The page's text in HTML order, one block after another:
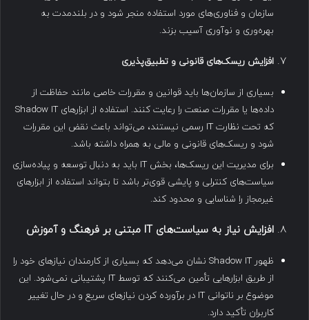
سازمان و فناوری‌های مورد استفاده منجر شود و در بلندمدت به
بهره‌وری و نوآوری آسیب بزند.
افزایش ریسک‌های قانونی و تطبیق‌پذیری
بسیاری از سازمان‌ها باید قوانین و مقررات خاصی مانند حفاظت از
داده‌ها یا مقررات صنعت را رعایت کنند. استفاده از ابزارهای Shadow IT
که تحت نظارت IT رسمی نیستند، می‌تواند باعث نقض این مقررات
شود و ریسک‌های قانونی و مالی به همراه داشته باشد.
برای مدیریت این ریسک‌ها، بخش IT باید به دنبال توسعه و پیاده‌سازی
سیاست‌های کنترلی و پایشی قوی‌تر باشد تا بتواند استفاده از ابزارهای
غیرمجاز را شناسایی و محدود کند.
افزایش نیاز به سیاست‌های IT مبتنی بر فرهنگ و آموزش
ظهور Shadow IT نشان می‌دهد که بسیاری از کارمندان نیازهای خود را
از طریق ابزارهایی تأمین می‌کنند که توسط IT پشتیبانی نمی‌شود. این
موضوع بر ناتوانی IT در برآورده کردن نیازهای سریع و در حال تغییر
کاربران تأکید دارد.